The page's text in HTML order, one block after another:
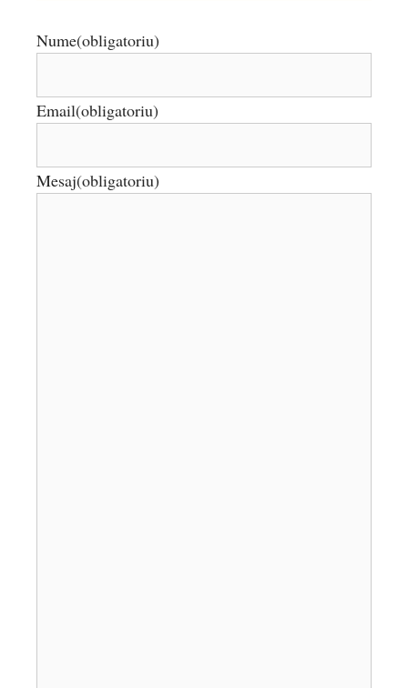
Nume(obligatoriu)
Email(obligatoriu)
Mesaj(obligatoriu)